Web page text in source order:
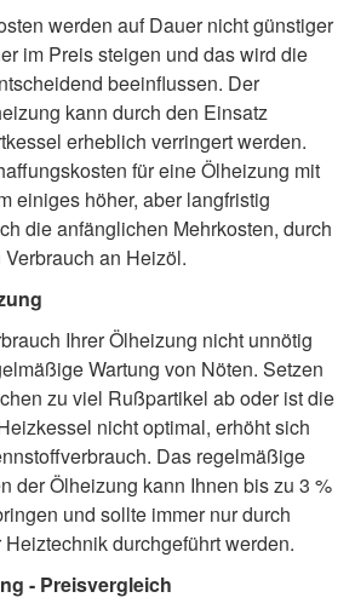
werden auf Dauer nicht günstiger
im Preis steigen und das wird die
beeinflussen. Der
kann durch den Einsatz
erheblich verringert werden.
für eine Ölheizung mit
einiges höher, aber langfristig
die anfänglichen Mehrkosten, durch
an Heizöl.
Ihrer Ölheizung nicht unnötig
Wartung von Nöten. Setzen
zu viel Rußpartikel ab oder ist die
nicht optimal, erhöht sich
Das regelmäßige
der Ölheizung kann Ihnen bis zu 3 %
und sollte immer nur durch
durchgeführt werden.
- Preisvergleich